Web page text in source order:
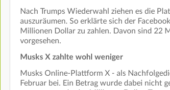
Nach Trumps Wiederwahl ziehen es die
auszuräumen. So erklärte sich der
Millionen Dollar zu zahlen. Davon sind 22
vorgesehen.
Musks X zahlte wohl weniger
Musks Online-Plattform X - als
Februar bei. Ein Betrag wurde dabei nicht